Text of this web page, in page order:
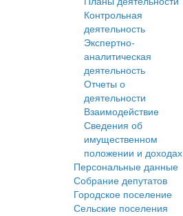
Контрольная
деятельность
Экспертно-
аналитическая
деятельность
Отчеты о
деятельности
Взаимодействие
Сведения об
имущественном
положении и доходах
Персональные данные
Собрание депутатов
Городское поселение
Сельские поселения